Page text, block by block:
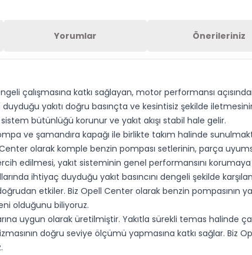
Yorumlar Önerileriniz
çalışmasına katkı sağlayan, motor performansı
yakıtı doğru basınçta ve kesintisiz şekilde
bütünlüğü korunur ve yakıt akışı stabil hale gelir.
ve şamandıra kapağı ile birlikte takım halinde
olarak komple benzin pompası setlerinin, parça
edilmesi, yakıt sisteminin genel performansını korumaya
ihtiyaç duyduğu yakıt basıncını dengeli şekilde
etkiler. Biz Opell Center olarak benzin pompasının
olduğunu biliyoruz.
uygun olarak üretilmiştir. Yakıtla sürekli temas halinde
doğru seviye ölçümü yapmasına katkı sağlar. Biz